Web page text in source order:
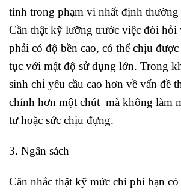
tính trong phạm vi nhất định
Cần thật kỹ lưỡng trước việc đòi hỏi
phải có độ bền cao, có thể chịu
tục với mật độ sử dụng lớn. Trong
sinh chỉ yêu cầu cao hơn về vấn đề
chỉnh hơn một chút mà không làm
tư hoặc sức chịu đựng.
3. Ngân sách
Cân nhắc thật kỹ mức chi phí bạn